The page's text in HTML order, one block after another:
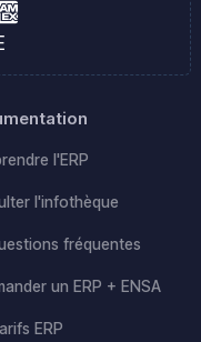
l'ERP
l'infothèque
fréquentes
un ERP + ENSA
ERP